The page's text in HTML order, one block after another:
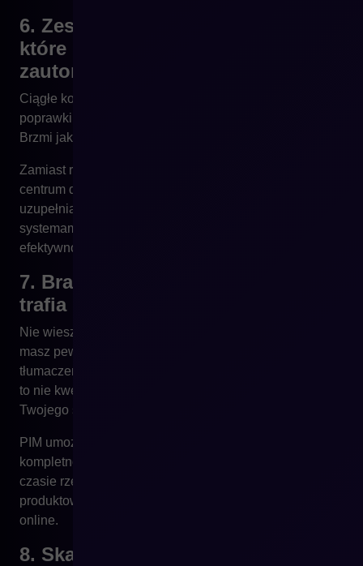
6. Zespół traci czas na zadania,
które powinny być
zautomatyzowane
Ciągłe kopiowanie i wklejanie danych. Ręczne
poprawki. Eksporty z ERP, które trzeba „wyczyścić”.
Brzmi jak opis Twojej codzienności?
Zamiast rosnąć, Twój zespół zaczyna działać jak
centrum danych. PIM automatyzuje importy, walidację,
uzupełnianie atrybutów i synchronizację z innymi
systemami. Ludzie odzyskują czas – a Ty zyskujesz
efektywność.
7. Brakuje kontroli nad tym, co
trafia do klienta
Nie wiesz, które produkty są gotowe do publikacji. Nie
masz pewności, czy wszystkie mają zdjęcia,
tłumaczenia, zgodność z polityką marki. Jakość danych
to nie kwestia estetyki – to fundament zaufania do
Twojego sklepu.
PIM umożliwia zdefiniowanie własnych kryteriów
kompletności i statusów – oraz raportowanie braków w
czasie rzeczywistym. Dzięki temu wiesz, że każda karta
produktowa spełnia Twoje standardy – zanim pojawi się
online.
8. Skala zaczyna Cię przytłaczać